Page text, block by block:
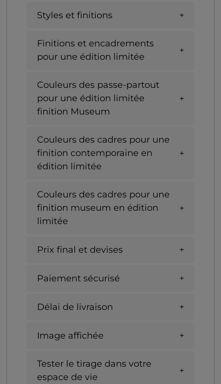
Styles et finitions
Finitions et encadrements
pour une édition limitée
Couleurs des passe-partout
pour une édition limitée
finition Museum
Couleurs des cadres pour une
finition contemporaine en
édition limitée
Couleurs des cadres pour une
finition museum en édition
limitée
Prix final et devises
Paiement sécurisé
Délai de livraison
Image affichée
Tester le tirage dans votre
espace de vie